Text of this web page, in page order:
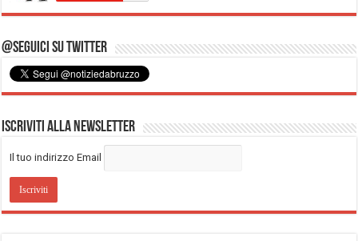
@Seguici su Twitter
Iscriviti alla Newsletter
Il tuo indirizzo Email